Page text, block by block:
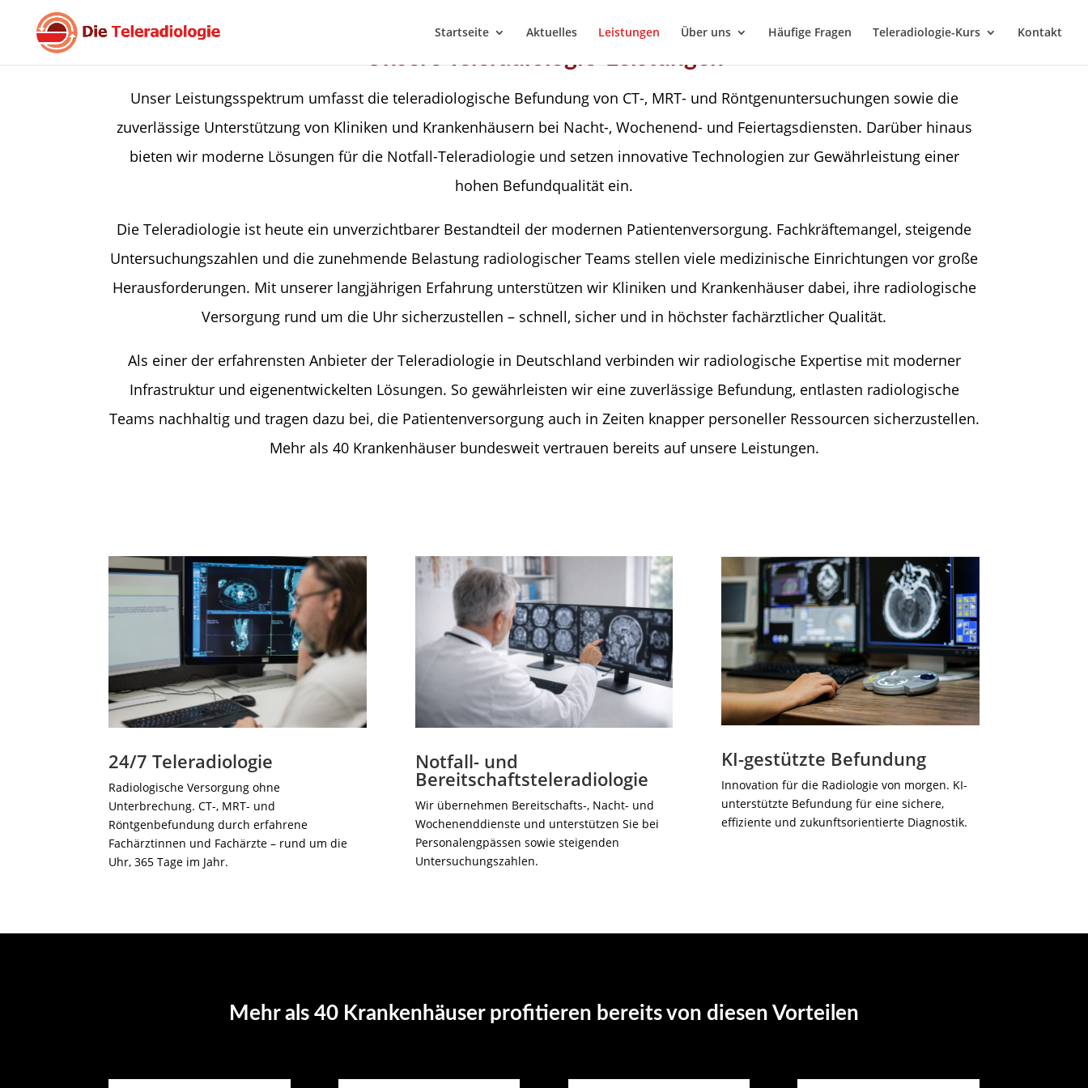
Startseite Aktuelles Leistungen Über uns Häufige Fragen Teleradiologie-Kurs Kontakt
Unser Leistungsspektrum umfasst die teleradiologische Befundung von CT-, MRT- und Röntgenuntersuchungen sowie die
zuverlässige Unterstützung von Kliniken und Krankenhäusern bei Nacht-, Wochenend- und Feiertagsdiensten. Darüber hinaus
bieten wir moderne Lösungen für die Notfall-Teleradiologie und setzen innovative Technologien zur Gewährleistung einer
hohen Befundqualität ein.
Die Teleradiologie ist heute ein unverzichtbarer Bestandteil der modernen Patientenversorgung. Fachkräftemangel, steigende
Untersuchungszahlen und die zunehmende Belastung radiologischer Teams stellen viele medizinische Einrichtungen vor große
Herausforderungen. Mit unserer langjährigen Erfahrung unterstützen wir Kliniken und Krankenhäuser dabei, ihre radiologische
Versorgung rund um die Uhr sicherzustellen – schnell, sicher und in höchster fachärztlicher Qualität.
Als einer der erfahrensten Anbieter der Teleradiologie in Deutschland verbinden wir radiologische Expertise mit moderner
Infrastruktur und eigenentwickelten Lösungen. So gewährleisten wir eine zuverlässige Befundung, entlasten radiologische
Teams nachhaltig und tragen dazu bei, die Patientenversorgung auch in Zeiten knapper personeller Ressourcen sicherzustellen.
Mehr als 40 Krankenhäuser bundesweit vertrauen bereits auf unsere Leistungen.
24/7 Teleradiologie
Radiologische Versorgung ohne
Unterbrechung. CT-, MRT- und
Röntgenbefundung durch erfahrene
Fachärztinnen und Fachärzte – rund um die
Uhr, 365 Tage im Jahr.
Notfall- und
Bereitschaftsteleradiologie
Wir übernehmen Bereitschafts-, Nacht- und
Wochenenddienste und unterstützen Sie bei
Personalengpässen sowie steigenden
Untersuchungszahlen.
KI-gestützte Befundung
Innovation für die Radiologie von morgen. KI-
unterstützte Befundung für eine sichere,
effiziente und zukunftsorientierte Diagnostik.
Mehr als 40 Krankenhäuser profitieren bereits von diesen Vorteilen